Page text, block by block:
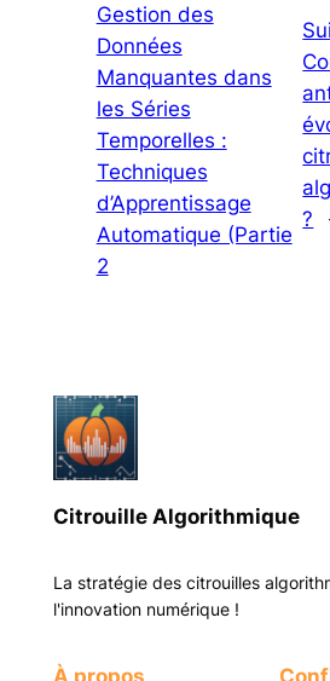
Gestion des
Données
Manquantes dans
les Séries
Temporelles :
Techniques
d’Apprentissage
Automatique (Partie
2
?
Citrouille Algorithmique
La stratégie des citrouilles
l'innovation numérique !
À propos